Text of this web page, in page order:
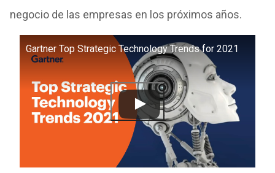
negocio de las empresas en los próximos años.
Gartner Top Strategic Technology Trends for 2021